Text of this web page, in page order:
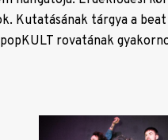
Kutatásának tárgya a
rovatának